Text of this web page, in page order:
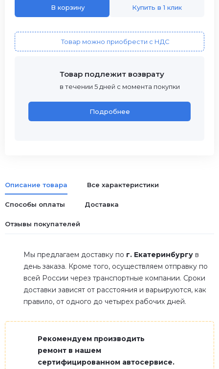
В корзину Купить в 1 клик
Товар можно приобрести с НДС
Товар подлежит возврату
в течении 5 дней с момента покупки
Подробнее
Описание товара Все характеристики
Способы оплаты Доставка
Отзывы покупателей
Мы предлагаем доставку по г. Екатеринбургу в
день заказа. Кроме того, осуществляем отправку по
всей России через транспортные компании. Сроки
доставки зависят от расстояния и варьируются, как
правило, от одного до четырех рабочих дней.
Рекомендуем производить
ремонт в нашем
сертифицированном автосервисе.